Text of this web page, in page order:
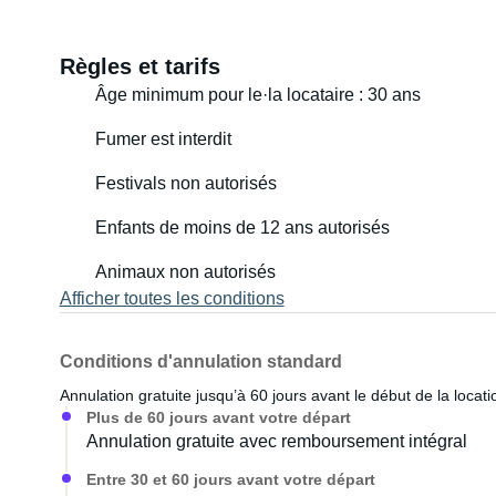
Règles et tarifs
Âge minimum pour le·la locataire : 30 ans
Fumer est interdit
Festivals non autorisés
Enfants de moins de 12 ans autorisés
Animaux non autorisés
Afficher toutes les conditions
Conditions d'annulation standard
Annulation gratuite jusqu’à 60 jours avant le début de la
Plus de 60 jours avant votre départ
Annulation gratuite avec remboursement intégral
Entre 30 et 60 jours avant votre départ